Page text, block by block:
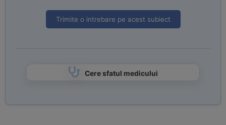
Trimite o intrebare pe acest subiect
Cere sfatul medicului